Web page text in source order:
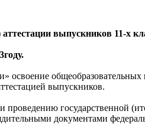
выпускников 11-х
освоение
выпускников.
проведению государственной
документами